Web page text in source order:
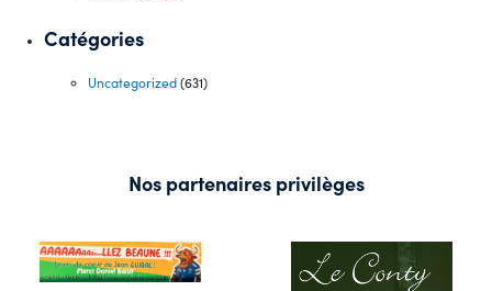
Catégories
Uncategorized(631)
Nos partenaires privilèges